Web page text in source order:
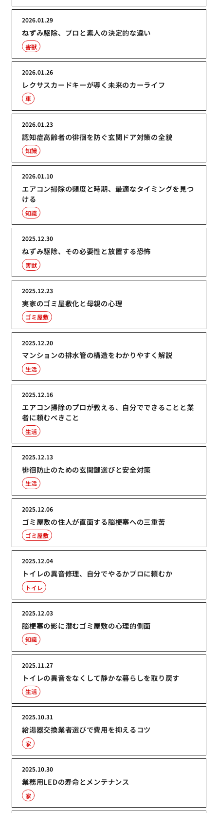
ねずみ駆除、プロと素人の決定的な違い
2026.01.29
害獣
レクサスカードキーが導く未来のカーライフ
2026.01.26
車
認知症高齢者の徘徊を防ぐ玄関ドア対策の全貌
2026.01.23
知識
エアコン掃除の頻度と時期、最適なタイミングを見つ
ける
2026.01.10
知識
ねずみ駆除、その必要性と放置する恐怖
2025.12.30
害獣
実家のゴミ屋敷化と母親の心理
2025.12.23
ゴミ屋敷
マンションの排水管の構造をわかりやすく解説
2025.12.20
生活
エアコン掃除のプロが教える、自分でできることと業
者に頼むべきこと
2025.12.16
生活
徘徊防止のための玄関鍵選びと安全対策
2025.12.13
生活
ゴミ屋敷の住人が直面する脳梗塞への三重苦
2025.12.06
ゴミ屋敷
トイレの異音修理、自分でやるかプロに頼むか
2025.12.04
トイレ
脳梗塞の影に潜むゴミ屋敷の心理的側面
2025.12.03
知識
トイレの異音をなくして静かな暮らしを取り戻す
2025.11.27
生活
給湯器交換業者選びで費用を抑えるコツ
2025.10.31
家
業務用LEDの寿命とメンテナンス
2025.10.30
家